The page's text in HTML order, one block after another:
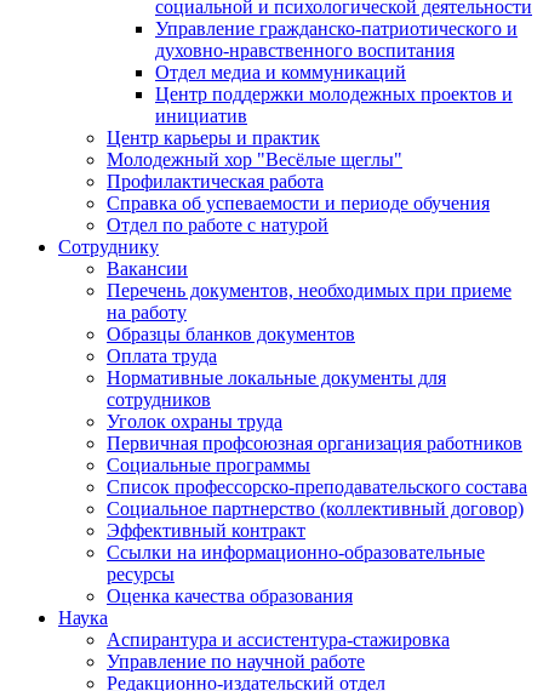
социальной и психологической деятельности
Управление гражданско-патриотического и
духовно-нравственного воспитания
Отдел медиа и коммуникаций
Центр поддержки молодежных проектов и
инициатив
Центр карьеры и практик
Молодежный хор "Весёлые щеглы"
Профилактическая работа
Справка об успеваемости и периоде обучения
Отдел по работе с натурой
Сотруднику
Вакансии
Перечень документов, необходимых при приеме
на работу
Образцы бланков документов
Оплата труда
Нормативные локальные документы для
сотрудников
Уголок охраны труда
Первичная профсоюзная организация работников
Социальные программы
Список профессорско-преподавательского состава
Социальное партнерство (коллективный договор)
Эффективный контракт
Ссылки на информационно-образовательные
ресурсы
Оценка качества образования
Наука
Аспирантура и ассистентура-стажировка
Управление по научной работе
Редакционно-издательский отдел